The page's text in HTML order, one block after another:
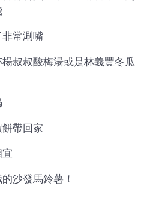
常涮嘴
叔叔酸梅湯或是林義豐冬瓜
帶回家
沙發馬鈴薯！